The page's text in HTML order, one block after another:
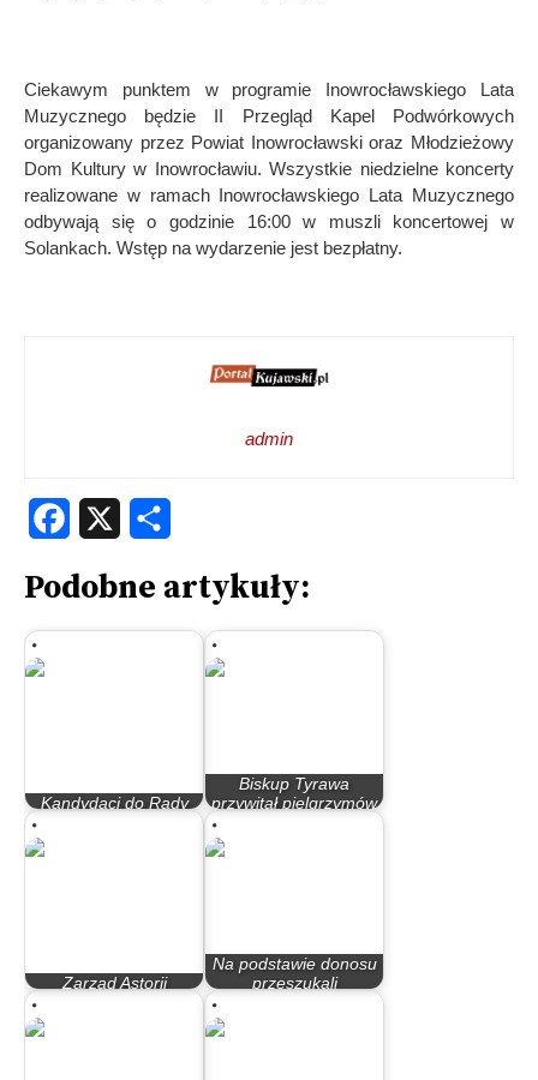
Ciekawym punktem w programie Inowrocławskiego Lata
Muzycznego będzie II Przegląd Kapel Podwórkowych
organizowany przez Powiat Inowrocławski oraz Młodzieżowy
Dom Kultury w Inowrocławiu. Wszystkie niedzielne koncerty
realizowane w ramach Inowrocławskiego Lata Muzycznego
odbywają się o godzinie 16:00 w muszli koncertowej w
Solankach. Wstęp na wydarzenie jest bezpłatny.
admin
Facebook
Podobne artykuły:
Kandydaci do Rady
Biskup Tyrawa
przywitał pielgrzymów
Zarząd Astorii
Na podstawie donosu
przeszukali